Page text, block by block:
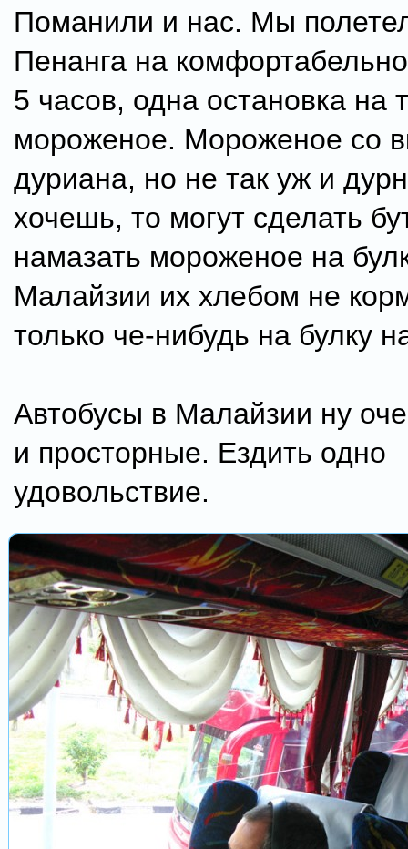
Поманили и нас. Мы
Пенанга на
5 часов, одна остановка на
мороженое. Мороженое со
дуриана, но не так уж и
хочешь, то могут сделать
намазать мороженое на
Малайзии их хлебом не
только че-нибудь на булку
Автобусы в Малайзии ну
и просторные. Ездить одно
удовольствие.